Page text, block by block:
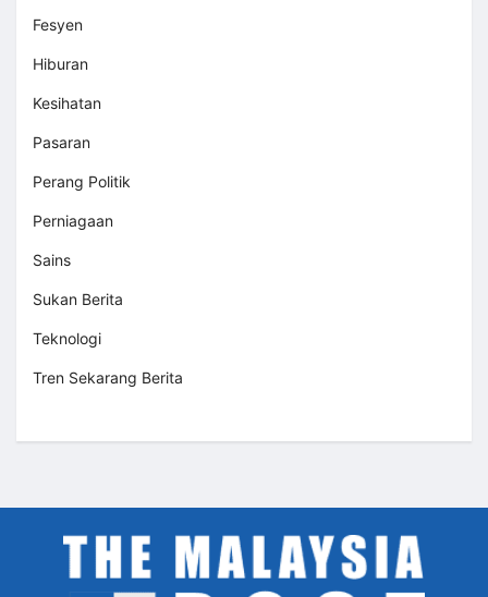
Fesyen
Hiburan
Kesihatan
Pasaran
Perang Politik
Perniagaan
Sains
Sukan Berita
Teknologi
Tren Sekarang Berita